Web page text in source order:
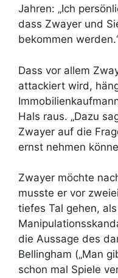
Jahren: „Ich
dass Zwayer und
bekommen
Dass vor allem
attackiert wird,
Hals raus. „Dazu
Zwayer auf die
ernst nehmen
Zwayer möchte
musste er vor
tiefes Tal gehen,
die Aussage des
Bellingham („Man
schon mal Spiele